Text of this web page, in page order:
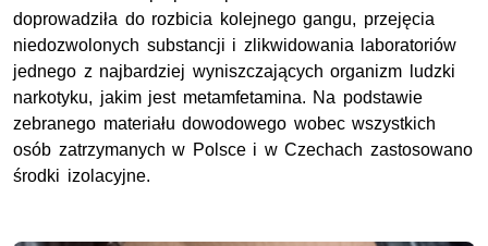
doprowadziła do rozbicia kolejnego gangu, przejęcia
niedozwolonych substancji i zlikwidowania laboratoriów
jednego z najbardziej wyniszczających organizm ludzki
narkotyku, jakim jest metamfetamina. Na podstawie
zebranego materiału dowodowego wobec wszystkich
osób zatrzymanych w Polsce i w Czechach zastosowano
środki izolacyjne.